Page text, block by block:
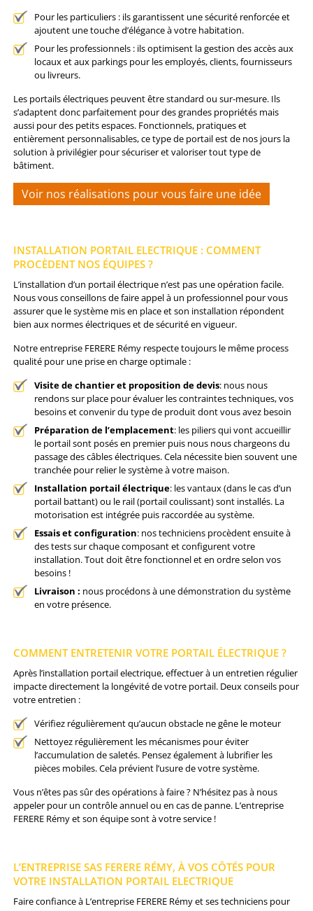
Pour les particuliers : ils garantissent une sécurité renforcée et
ajoutent une touche d’élégance à votre habitation.
Pour les professionnels : ils optimisent la gestion des accès aux
locaux et aux parkings pour les employés, clients, fournisseurs
ou livreurs.
Les portails électriques peuvent être standard ou sur-mesure. Ils
s’adaptent donc parfaitement pour des grandes propriétés mais
aussi pour des petits espaces. Fonctionnels, pratiques et
entièrement personnalisables, ce type de portail est de nos jours la
solution à privilégier pour sécuriser et valoriser tout type de
bâtiment.
Voir nos réalisations pour vous faire une idée
INSTALLATION PORTAIL ELECTRIQUE : COMMENT
PROCÈDENT NOS ÉQUIPES ?
L’installation d’un portail électrique n’est pas une opération facile.
Nous vous conseillons de faire appel à un professionnel pour vous
assurer que le système mis en place et son installation répondent
bien aux normes électriques et de sécurité en vigueur.
Notre entreprise FERERE Rémy respecte toujours le même process
qualité pour une prise en charge optimale :
Visite de chantier et proposition de devis: nous nous
rendons sur place pour évaluer les contraintes techniques, vos
besoins et convenir du type de produit dont vous avez besoin
Préparation de l’emplacement: les piliers qui vont accueillir
le portail sont posés en premier puis nous nous chargeons du
passage des câbles électriques. Cela nécessite bien souvent une
tranchée pour relier le système à votre maison.
Installation portail électrique: les vantaux (dans le cas d’un
portail battant) ou le rail (portail coulissant) sont installés. La
motorisation est intégrée puis raccordée au système.
Essais et configuration: nos techniciens procèdent ensuite à
des tests sur chaque composant et configurent votre
installation. Tout doit être fonctionnel et en ordre selon vos
besoins !
Livraison : nous procédons à une démonstration du système
en votre présence.
COMMENT ENTRETENIR VOTRE PORTAIL ÉLECTRIQUE ?
Après l’installation portail electrique, effectuer à un entretien régulier
impacte directement la longévité de votre portail. Deux conseils pour
votre entretien :
Vérifiez régulièrement qu’aucun obstacle ne gêne le moteur
Nettoyez régulièrement les mécanismes pour éviter
l’accumulation de saletés. Pensez également à lubrifier les
pièces mobiles. Cela prévient l’usure de votre système.
Vous n’êtes pas sûr des opérations à faire ? N’hésitez pas à nous
appeler pour un contrôle annuel ou en cas de panne. L’entreprise
FERERE Rémy et son équipe sont à votre service !
L’ENTREPRISE SAS FERERE RÉMY, À VOS CÔTÉS POUR
VOTRE INSTALLATION PORTAIL ELECTRIQUE
Faire confiance à L’entreprise FERERE Rémy et ses techniciens pour